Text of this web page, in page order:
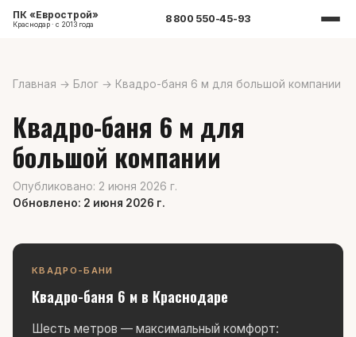
ПК «Еврострой»
Краснодар · с 2013 года 8 800 550-45-93
Главная → Блог → Квадро-баня 6 м для большой компании
Квадро-баня 6 м для
большой компании
Опубликовано: 2 июня 2026 г.
Обновлено: 2 июня 2026 г.
КВАДРО-БАНИ
Квадро-баня 6 м в Краснодаре
Шесть метров — максимальный комфорт: